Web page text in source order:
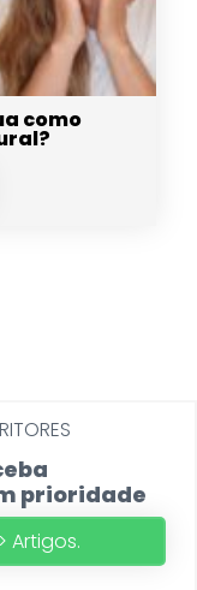
como
prioridade
Artigos.